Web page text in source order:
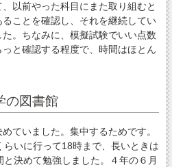
以前やった科目にまた取り組むと
ことを確認し、それを継続してい
。ちなみに、模擬試験でいい点数
と確認する程度で、時間はほとん
の図書館
ていました。集中するためです。
いに行って18時まで、長いときは
決めて勉強しました。４年の６月